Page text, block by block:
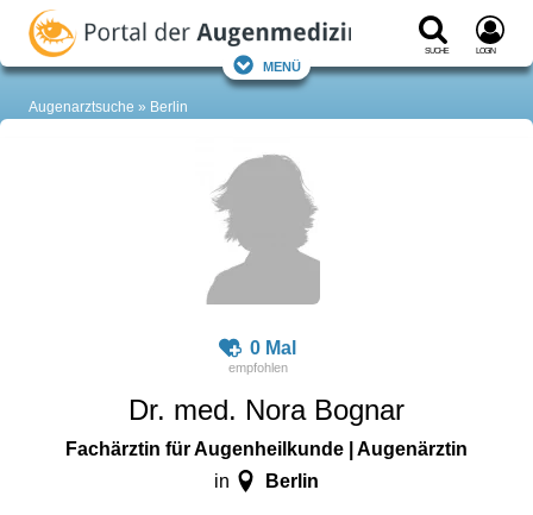
Suche Login
Menü
Augenarztsuche Berlin
0 Mal
Dr. med. Nora Bognar
Fachärztin für Augenheilkunde | Augenärztin
in Berlin